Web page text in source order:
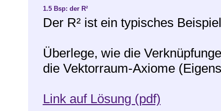
1.5 Bsp: der R²
Der R² ist ein typisches
Überlege, wie die
die Vektorraum-Axiome
Link auf Lösung (pdf)